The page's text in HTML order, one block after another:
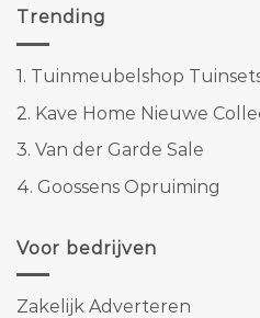
Trending
1. Tuinmeubelshop
2. Kave Home Nieuwe
3. Van der Garde Sale
4. Goossens Opruiming
Voor bedrijven
Zakelijk Adverteren